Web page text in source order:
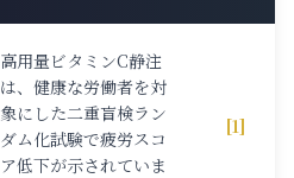
高用量ビタミンC静注
は、健康な労働者を対
象にした二重盲検ラン
ダム化試験で疲労スコ
ア低下が示されていま
[1]